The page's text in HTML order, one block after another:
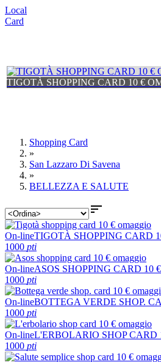
Local
Card
TIGOTÀ SHOPPING CARD 10 €
Shopping Card
»
San Lazzaro Di Savena
»
BELLEZZA E SALUTE

On-lineTIGOTÀ SHOPPING CARD
1000 pti
On-lineASOS SHOPPING CARD 10
1000 pti
On-lineBOTTEGA VERDE SHOP.
1000 pti
On-lineL'ERBOLARIO SHOP CARD
1000 pti